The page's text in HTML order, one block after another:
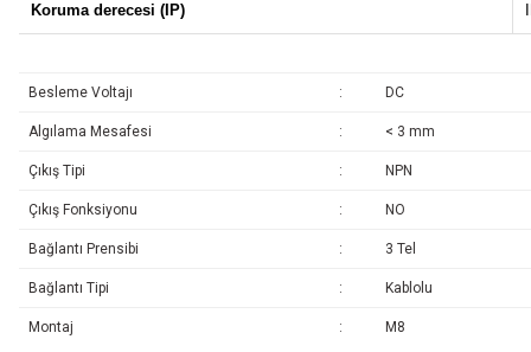
Koruma derecesi (IP)
Besleme Voltajı : DC
Algılama Mesafesi : < 3 mm
Çıkış Tipi : NPN
Çıkış Fonksiyonu : NO
Bağlantı Prensibi : 3 Tel
Bağlantı Tipi : Kablolu
Montaj : M8